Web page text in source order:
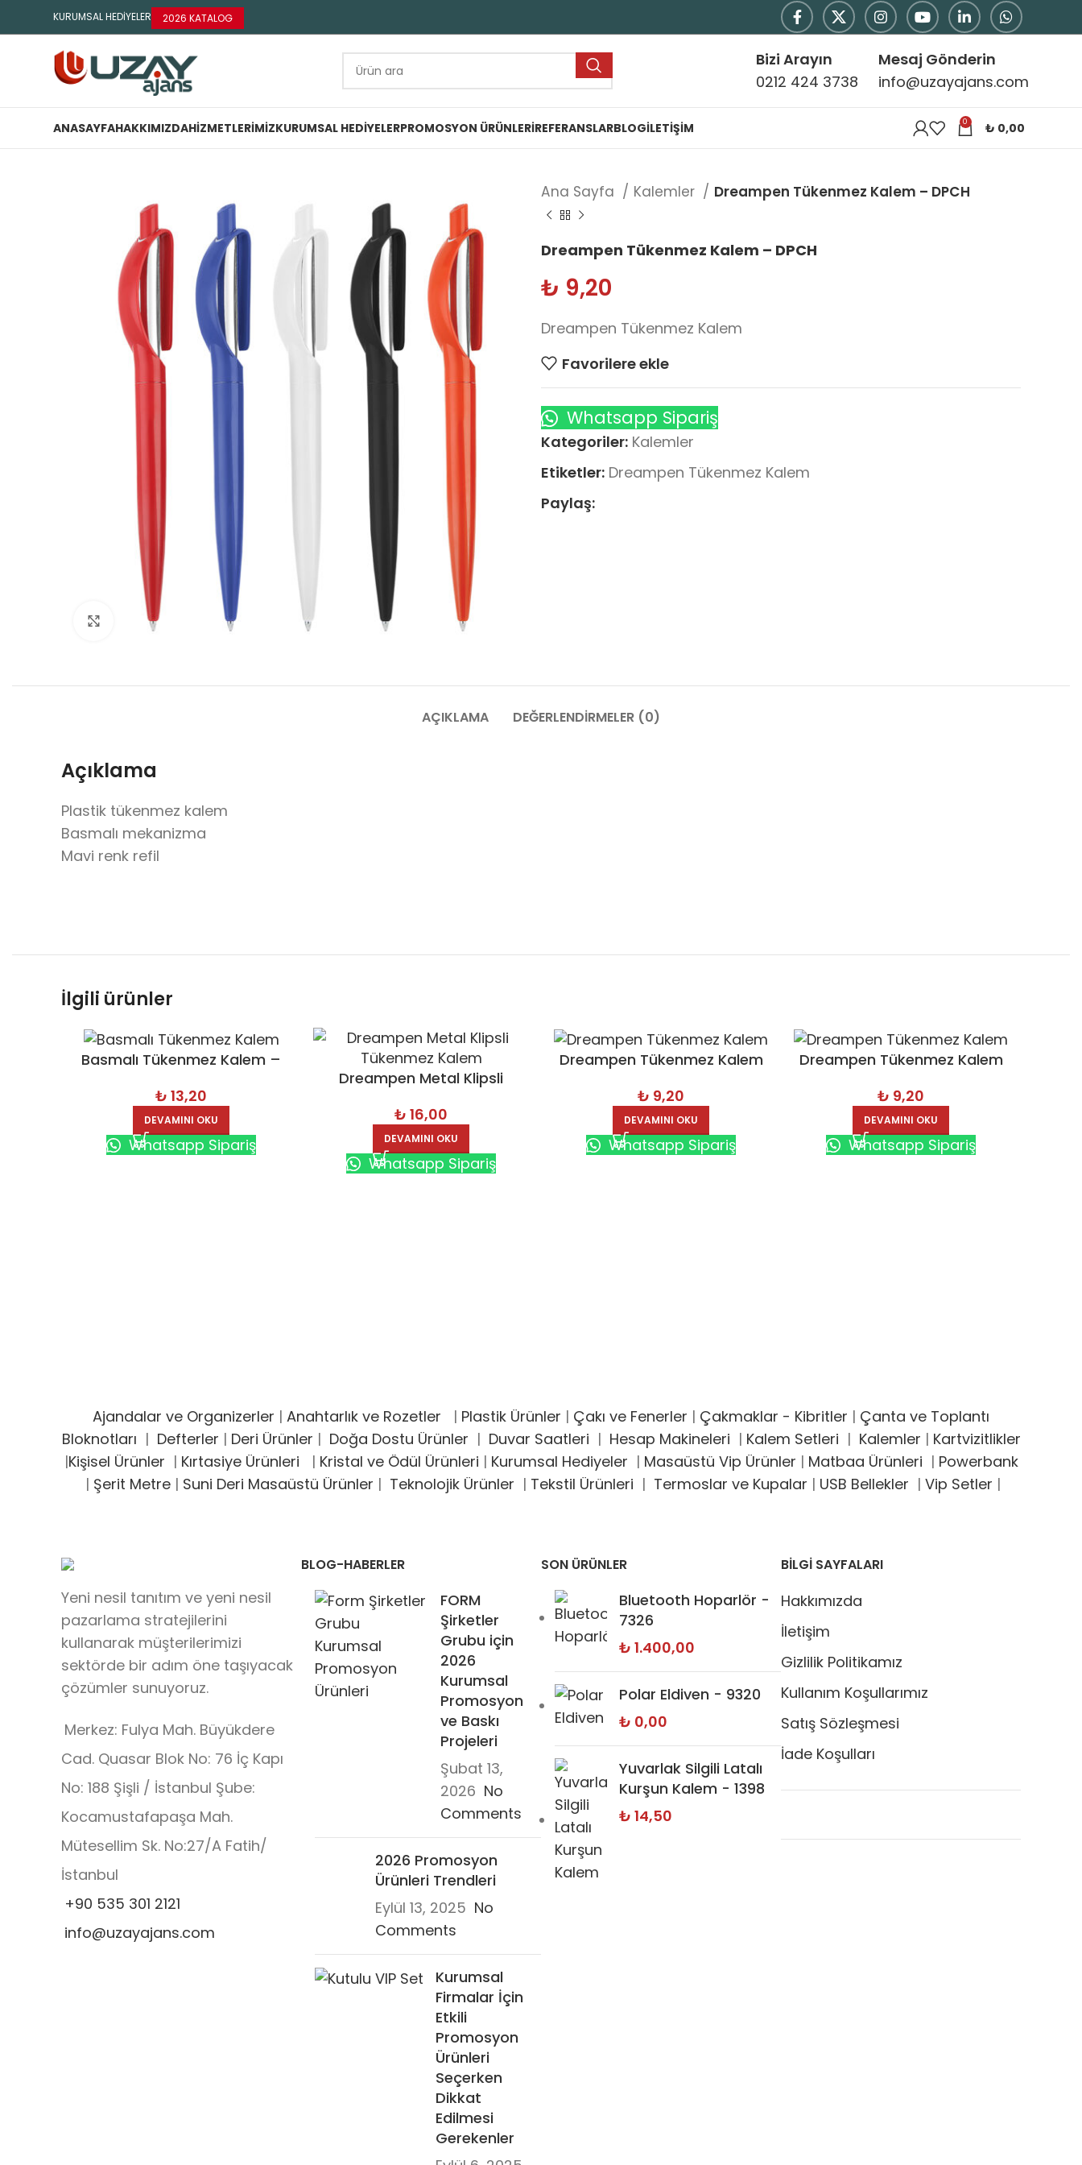
KURUMSAL HEDİYELER 2026 KATALOG
Bizi Arayın
0212 424 3738
Mesaj Gönderin
info@uzayajans.com
ANASAYFAHAKKIMIZDAHIZMETLERIMIZKURUMSAL HEDIYELERPROMOSYON ÜRÜNLERIREFERANSLARBLOGİLETIŞIM 0 ₺ 0,00
Click to enlarge
Ana Sayfa Kalemler Dreampen Tükenmez Kalem – DPCH
Dreampen Tükenmez Kalem – DPCH
₺ 9,20
Dreampen Tükenmez Kalem
Favorilere ekle
Whatsapp Sipariş
Kategoriler: Kalemler
Etiketler: Dreampen Tükenmez Kalem
Paylaş:
AÇIKLAMA DEĞERLENDIRMELER (0)
Açıklama
Plastik tükenmez kalem
Basmalı mekanizma
Mavi renk refil
İlgili ürünler
Basmalı Tükenmez Kalem –
₺ 13,20
DEVAMINI OKU
Whatsapp Sipariş
Dreampen Metal Klipsli
₺ 16,00
DEVAMINI OKU
Whatsapp Sipariş
Dreampen Tükenmez Kalem
₺ 9,20
DEVAMINI OKU
Whatsapp Sipariş
Dreampen Tükenmez Kalem
₺ 9,20
DEVAMINI OKU
Whatsapp Sipariş
Ajandalar ve Organizerler | Anahtarlık ve Rozetler | Plastik Ürünler | Çakı ve Fenerler | Çakmaklar - Kibritler | Çanta ve Toplantı
Bloknotları | Defterler | Deri Ürünler | Doğa Dostu Ürünler | Duvar Saatleri | Hesap Makineleri | Kalem Setleri | Kalemler | Kartvizitlikler
|Kişisel Ürünler | Kırtasiye Ürünleri | Kristal ve Ödül Ürünleri | Kurumsal Hediyeler | Masaüstü Vip Ürünler | Matbaa Ürünleri | Powerbank
| Şerit Metre | Suni Deri Masaüstü Ürünler | Teknolojik Ürünler | Tekstil Ürünleri | Termoslar ve Kupalar | USB Bellekler | Vip Setler |
Yeni nesil tanıtım ve yeni nesil
pazarlama stratejilerini
kullanarak müşterilerimizi
sektörde bir adım öne taşıyacak
çözümler sunuyoruz.
Merkez: Fulya Mah. Büyükdere
Cad. Quasar Blok No: 76 İç Kapı
No: 188 Şişli / İstanbul Şube:
Kocamustafapaşa Mah.
Mütesellim Sk. No:27/A Fatih/
İstanbul
+90 535 301 2121
info@uzayajans.com
BLOG-HABERLER
FORM
Şirketler
Grubu için
2026
Kurumsal
Promosyon
ve Baskı
Projeleri
Şubat 13,
2026 No
Comments
2026 Promosyon
Ürünleri Trendleri
Eylül 13, 2025 No
Comments
Kurumsal
Firmalar İçin
Etkili
Promosyon
Ürünleri
Seçerken
Dikkat
Edilmesi
Gerekenler
SON ÜRÜNLER
Bluetooth Hoparlör -
7326
₺ 1.400,00
Polar Eldiven - 9320
₺ 0,00
Yuvarlak Silgili Latalı
Kurşun Kalem - 1398
₺ 14,50
BİLGİ SAYFALARI
Hakkımızda
İletişim
Gizlilik Politikamız
Kullanım Koşullarımız
Satış Sözleşmesi
İade Koşulları